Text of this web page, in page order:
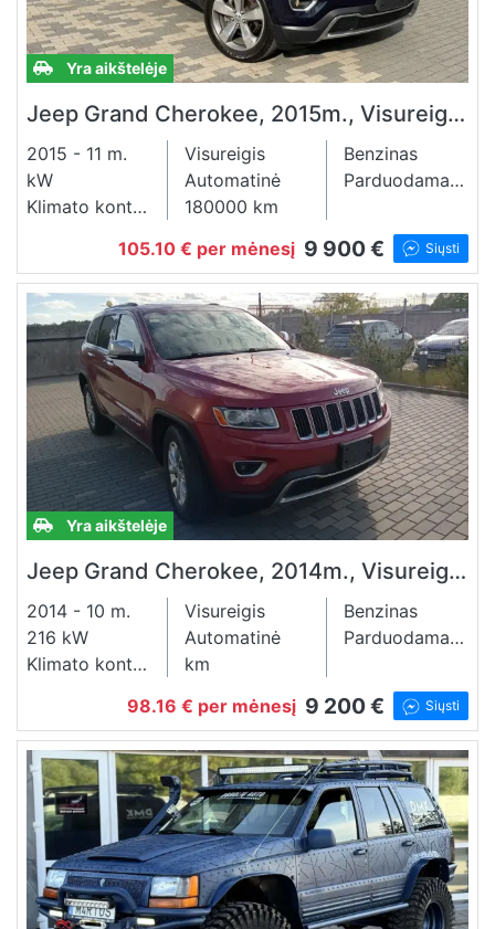
Yra aikštelėje
Jeep Grand Cherokee, 2015m., Visureigis, Benzinas, 3.6l.
2015 - 11 m. Visureigis
Benzinas
kW
Automatinė
Parduodama lizingu
Klimato kontrolė
180000 km
105.10 € per mėnesį 9 900 € Siųsti
Yra aikštelėje
Jeep Grand Cherokee, 2014m., Visureigis, Benzinas, 3.6l.
2014 - 10 m. Visureigis
Benzinas
216 kW
Automatinė
Parduodama lizingu
Klimato kontrolė
km
98.16 € per mėnesį 9 200 € Siųsti